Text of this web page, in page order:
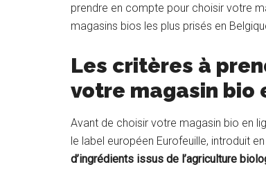
prendre en compte pour choisir votre
magasins bios les plus prisés en
Les critères à
votre magasin bio
Avant de choisir votre magasin bio en
le label européen Eurofeuille, introduit
d’ingrédients issus de l’agriculture